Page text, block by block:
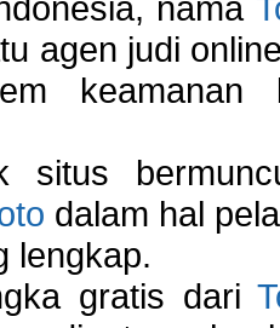
agen judi
keamanan
situs
dalam hal
lengkap.
gratis dari